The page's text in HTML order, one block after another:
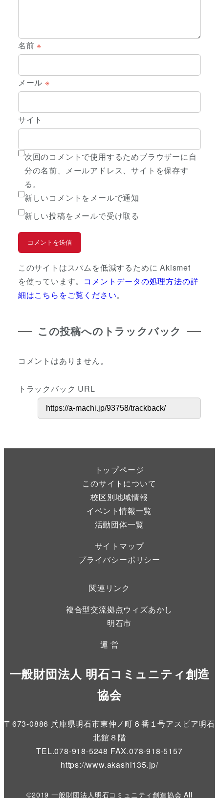
名前※
メール ※
サイト
次回のコメントで使用するためブラウザーに自
分の名前、メールアドレス、サイトを保存す
る。
新しいコメントをメールで通知
新しい投稿をメールで受け取る
このサイトはスパムを低減するために Akismet
を使っています。 コメントデータの処理方法の詳
細はこちらをご覧ください。
この投稿へのトラックバック
コメントはありません。
トラックバック URL
トップページ
このサイトについて
校区別地域情報
イベント情報一覧
活動団体一覧
サイトマップ
プライバシーポリシー
関連リンク
複合型交流拠点ウィズあかし
明石市
運 営
一般財団法人 明石コミュニティ創造
協会
〒673-0886 兵庫県明石市東仲ノ町６番１号アスピア明石
北館８階
TEL.078-918-5248 FAX.078-918-5157
https://www.akashi135.jp/
©2019 一般財団法人明石コミュニティ創造協会 All